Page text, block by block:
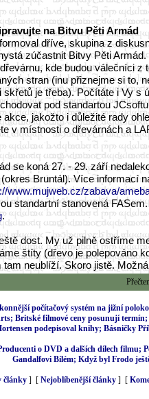
na Bitvu Pěti Armád
dříve, skupina z
zúčastnit Bitvy Pěti
kde budou válečníci z
stran (inu přiznejme si to,
skřetů je třeba). Počítáte i Vy s
pod standartou
akce, jakožto i důležité rady
v místnosti o dřevárnách a
se koná 27. - 29. září
Bruntál). Více informací
www.mujweb.cz/zabava/
standartní stanovená
.
dost. My už pilně ostříme
štíty (dřevo je polepováno
tam neublíží. Skoro jistě.
počítačový systém na jižní
Britské filmové ceny posunují termín;
podepisoval knihy; Básničky
o DVD a dalších dílech filmu;
Gandalfovi Bílém; Když byl Frodo
články ] [Nejoblíbenější články ] [